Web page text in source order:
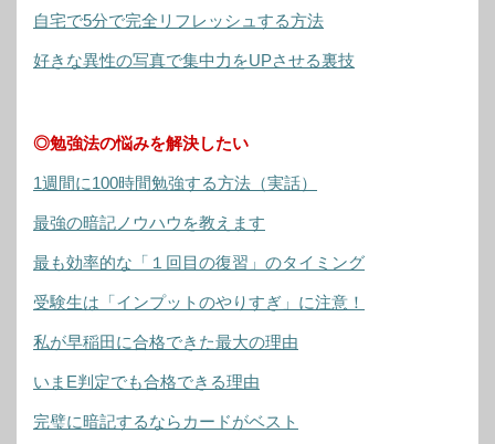
自宅で5分で完全リフレッシュする方法
好きな異性の写真で集中力をUPさせる裏技
◎勉強法の悩みを解決したい
1週間に100時間勉強する方法（実話）
最強の暗記ノウハウを教えます
最も効率的な「１回目の復習」のタイミング
受験生は「インプットのやりすぎ」に注意！
私が早稲田に合格できた最大の理由
いまE判定でも合格できる理由
完璧に暗記するならカードがベスト